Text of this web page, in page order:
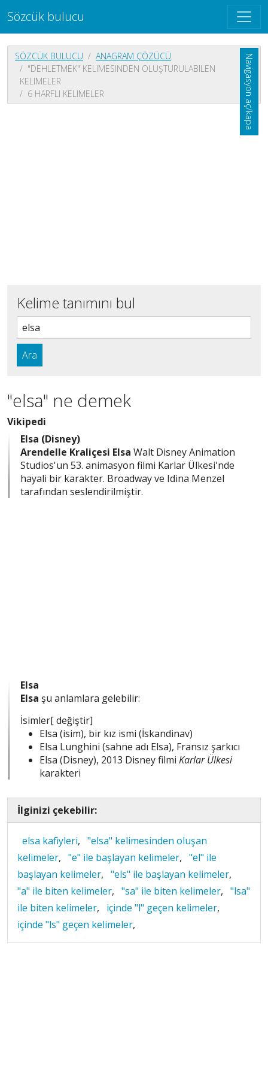
Sözcük bulucu
Navigasyon aç/kapa
SÖZCÜK BULUCU
ANAGRAM ÇÖZÜCÜ
"DEHLETMEK" KELIMESINDEN OLUŞTURULABILEN
KELIMELER
6 HARFLI KELIMELER
Kelime tanımını bul
Ara
"elsa" ne demek
Vikipedi
Elsa (Disney)
Arendelle Kraliçesi Elsa Walt Disney Animation
Studios'un 53. animasyon filmi Karlar Ülkesi'nde
hayali bir karakter. Broadway ve Idina Menzel
tarafından seslendirilmiştir.
Elsa
Elsa şu anlamlara gelebilir:
İsimler[ değiştir]
Elsa (isim), bir kız ismi (İskandinav)
Elsa Lunghini (sahne adı Elsa), Fransız şarkıcı
Elsa (Disney), 2013 Disney filmi Karlar Ülkesi
karakteri
İlginizi çekebilir:
elsa kafiyleri, "elsa" kelimesinden oluşan
kelimeler, "e" ile başlayan kelimeler, "el" ile
başlayan kelimeler, "els" ile başlayan kelimeler,
"a" ile biten kelimeler, "sa" ile biten kelimeler, "lsa"
ile biten kelimeler, içinde "l" geçen kelimeler,
içinde "ls" geçen kelimeler,